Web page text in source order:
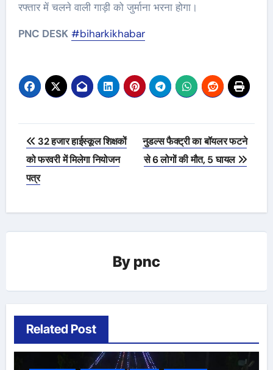
रफ्तार में चलने वाली गाड़ी को जुर्माना भरना होगा।
PNC DESK #biharkikhabar
Post
navigation
32 हजार हाईस्कूल शिक्षकों
को फरवरी में मिलेगा नियोजन
पत्र
नुडल्स फैक्ट्री का बॉयलर फटने
से 6 लोगों की मौत, 5 घायल
By pnc
Related Post